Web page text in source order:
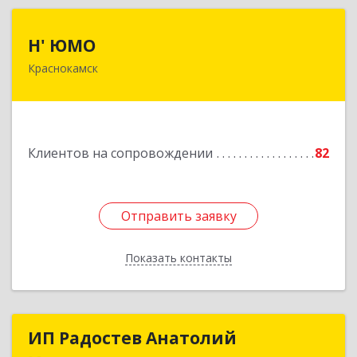
Н' ЮМО
Краснокамск
Клиентов на сопровождении 82
Отправить заявку
Показать контакты
617060, Пермский край, Краснокамский р-н,
Подробнее
Отправить заявку
Назад
ИП Радостев Анатолий
ИП Радостев Анатолий